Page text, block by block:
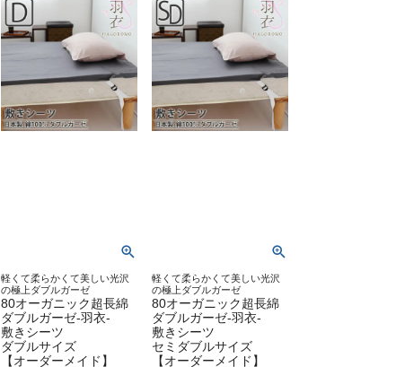
軽くて柔らかくて美しい光沢
の極上ダブルガーゼ
80オーガニック超長綿
ダブルガーゼ-羽衣-
敷きシーツ
ダブルサイズ
【オーダーメイド】
軽くて柔らかくて美しい光沢
の極上ダブルガーゼ
80オーガニック超長綿
ダブルガーゼ-羽衣-
敷きシーツ
セミダブルサイズ
【オーダーメイド】